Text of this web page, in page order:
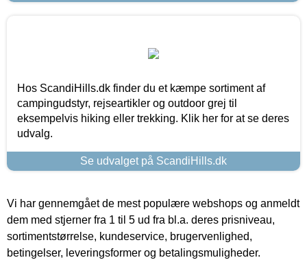
Hos ScandiHills.dk finder du et kæmpe sortiment af
campingudstyr, rejseartikler og outdoor grej til
eksempelvis hiking eller trekking. Klik her for at se deres
udvalg.
Se udvalget på ScandiHills.dk
Vi har gennemgået de mest populære webshops og anmeldt
dem med stjerner fra 1 til 5 ud fra bl.a. deres prisniveau,
sortimentstørrelse, kundeservice, brugervenlighed,
betingelser, leveringsformer og betalingsmuligheder.